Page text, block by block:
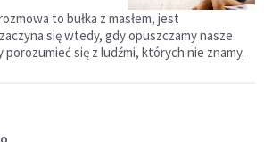
to bułka z masłem, jest
się wtedy, gdy opuszczamy nasze
się z ludźmi, których nie znamy.